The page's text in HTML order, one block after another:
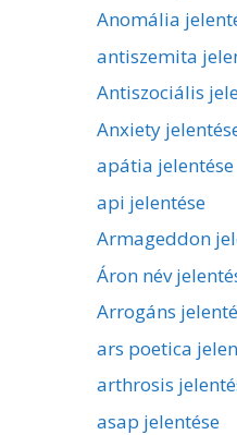
Anomália
antiszemita
Antiszociális
Anxiety
apátia jelentése
api jelentése
Armageddon
Áron név
Arrogáns
ars poetica
arthrosis
asap jelentése